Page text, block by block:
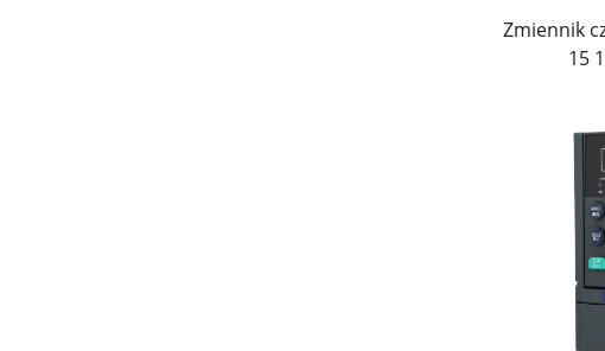
Zmienniki częstotliwości Goldbell są wyposażone w
grupowanie parametrów przyspieszają
techniczna zapewniają klientom szybkie
1. Komponenty wysokiej jakości dla długotrwałej
Goldbell dobiera zaawansowane moduły mocy,
Zmiennik
15